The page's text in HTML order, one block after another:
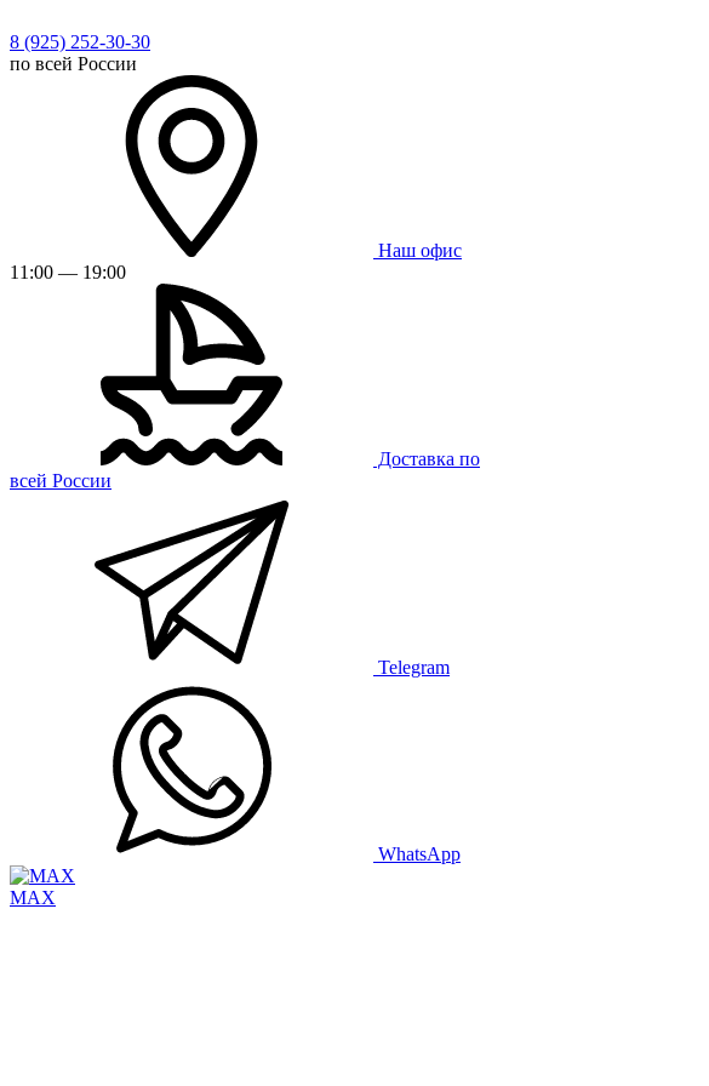
8 (925) 252-30-30
по всей России
Наш офис
11:00 — 19:00
Доставка по
всей России
Telegram
WhatsApp
MAX